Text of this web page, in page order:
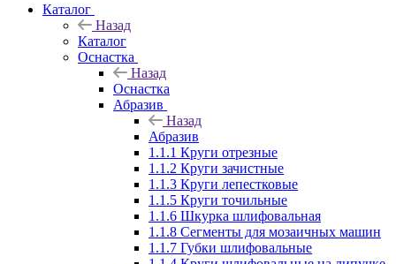
Каталог
Назад
Каталог
Оснастка
Назад
Оснастка
Абразив
Назад
Абразив
1.1.1 Круги отрезные
1.1.2 Круги зачистные
1.1.3 Круги лепестковые
1.1.5 Круги точильные
1.1.6 Шкурка шлифовальная
1.1.8 Сегменты для мозаичных машин
1.1.7 Губки шлифовальные